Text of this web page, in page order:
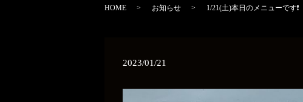
HOME お知らせ 1/21(土)本日のメニューです❗
2023/01/21